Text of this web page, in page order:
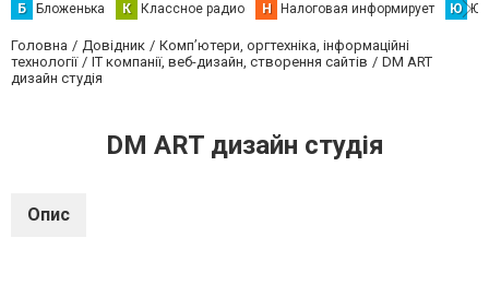
Б Бложенька К Классное радио Н Налоговая информирует Ю
Головна Довідник
Комп’ютери, оргтехніка, інформаційні
технології
IT компанії, веб-дизайн, створення сайтів
DM ART
дизайн студія
DM ART дизайн студія
Опис